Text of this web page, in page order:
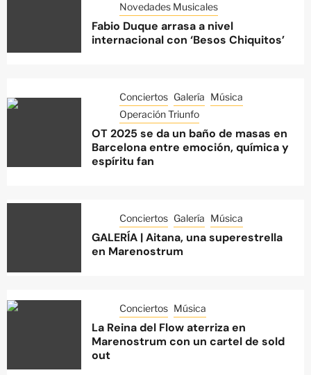
Novedades Musicales
Fabio Duque arrasa a nivel
internacional con ‘Besos Chiquitos’
Conciertos Galería Música
Operación Triunfo
OT 2025 se da un baño de masas en
Barcelona entre emoción, química y
espíritu fan
Conciertos Galería Música
GALERÍA | Aitana, una superestrella
en Marenostrum
Conciertos Música
La Reina del Flow aterriza en
Marenostrum con un cartel de sold
out